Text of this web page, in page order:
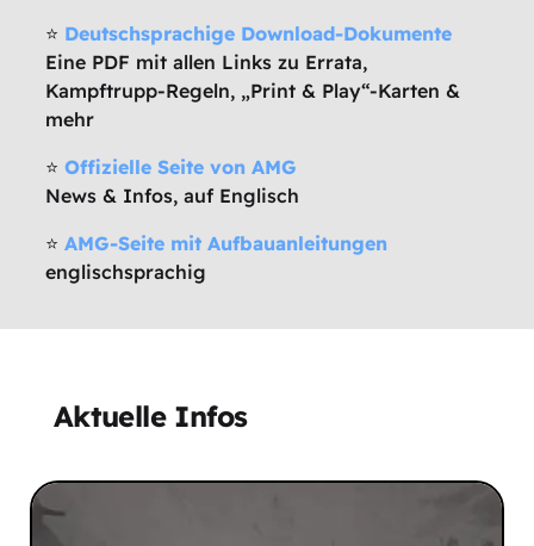
⭐ Deutschsprachige Download-Dokumente
Eine PDF mit allen Links zu Errata,
Kampftrupp-Regeln, „Print & Play“-Karten &
mehr
⭐Offizielle Seite von AMG
News & Infos, auf Englisch
⭐AMG-Seite mit Aufbauanleitungen
englischsprachig
Aktuelle Infos